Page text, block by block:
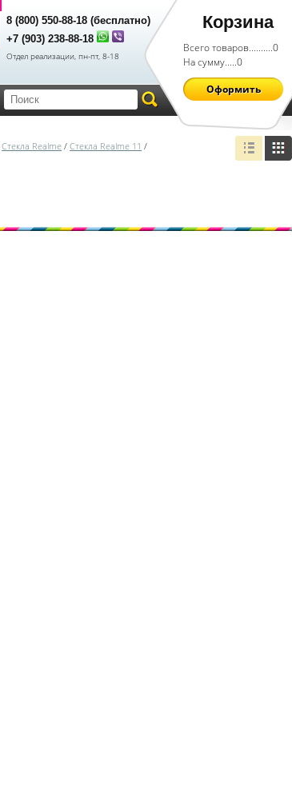
8 (800) 550-88-18 (бесплатно)
+7 (903) 238-88-18
Отдел реализации, пн-пт, 8-18
Корзина
Всего товаров..........0
На сумму.....0
Оформить
Стекла Realme / Стекла Realme 11 /